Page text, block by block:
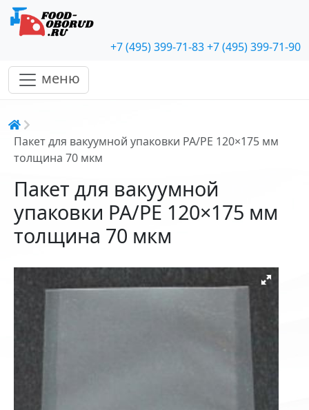
+7 (495) 399-71-83+7 (495) 399-71-90
меню
Строка навигации
Пакет для вакуумной упаковки PA/PE 120×175 мм
толщина 70 мкм
Пакет для вакуумной
упаковки PA/PE 120×175 мм
толщина 70 мкм